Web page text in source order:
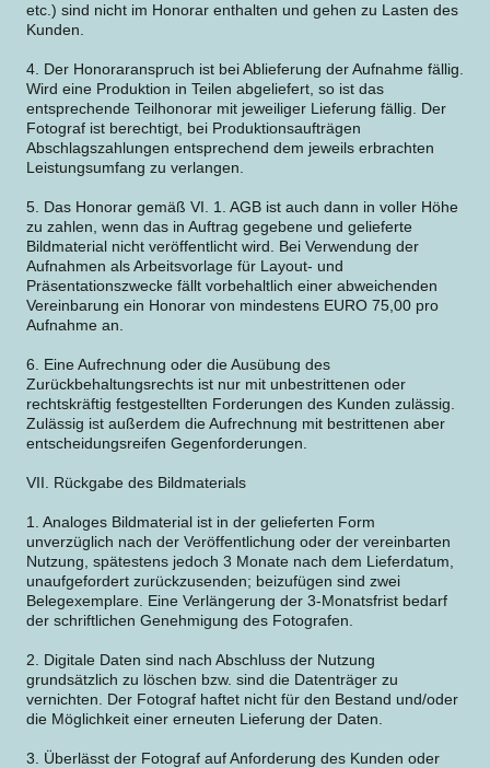
etc.) sind nicht im Honorar enthalten und gehen zu Lasten des
Kunden.
4. Der Honoraranspruch ist bei Ablieferung der Aufnahme fällig.
Wird eine Produktion in Teilen abgeliefert, so ist das
entsprechende Teilhonorar mit jeweiliger Lieferung fällig. Der
Fotograf ist berechtigt, bei Produktionsaufträgen
Abschlagszahlungen entsprechend dem jeweils erbrachten
Leistungsumfang zu verlangen.
5. Das Honorar gemäß VI. 1. AGB ist auch dann in voller Höhe
zu zahlen, wenn das in Auftrag gegebene und gelieferte
Bildmaterial nicht veröffentlicht wird. Bei Verwendung der
Aufnahmen als Arbeitsvorlage für Layout- und
Präsentationszwecke fällt vorbehaltlich einer abweichenden
Vereinbarung ein Honorar von mindestens EURO 75,00 pro
Aufnahme an.
6. Eine Aufrechnung oder die Ausübung des
Zurückbehaltungsrechts ist nur mit unbestrittenen oder
rechtskräftig festgestellten Forderungen des Kunden zulässig.
Zulässig ist außerdem die Aufrechnung mit bestrittenen aber
entscheidungsreifen Gegenforderungen.
VII. Rückgabe des Bildmaterials
1. Analoges Bildmaterial ist in der gelieferten Form
unverzüglich nach der Veröffentlichung oder der vereinbarten
Nutzung, spätestens jedoch 3 Monate nach dem Lieferdatum,
unaufgefordert zurückzusenden; beizufügen sind zwei
Belegexemplare. Eine Verlängerung der 3-Monatsfrist bedarf
der schriftlichen Genehmigung des Fotografen.
2. Digitale Daten sind nach Abschluss der Nutzung
grundsätzlich zu löschen bzw. sind die Datenträger zu
vernichten. Der Fotograf haftet nicht für den Bestand und/oder
die Möglichkeit einer erneuten Lieferung der Daten.
3. Überlässt der Fotograf auf Anforderung des Kunden oder